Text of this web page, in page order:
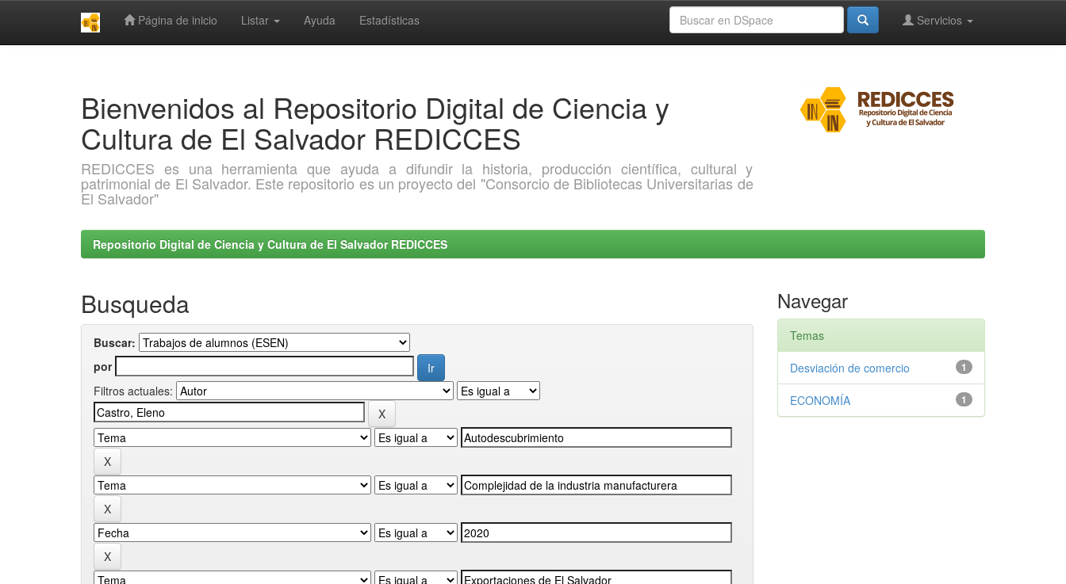
Página de inicio Listar Ayuda Estadísticas Servicios
Bienvenidos al Repositorio Digital de Ciencia y
Cultura de El Salvador REDICCES
REDICCES es una herramienta que ayuda a difundir la historia, producción científica, cultural y
patrimonial de El Salvador. Este repositorio es un proyecto del "Consorcio de Bibliotecas Universitarias de
El Salvador"
Repositorio Digital de Ciencia y Cultura de El Salvador REDICCES
Busqueda
Buscar:
por
Filtros actuales:
Navegar
Temas
1
Desviación de comercio
1
ECONOMÍA